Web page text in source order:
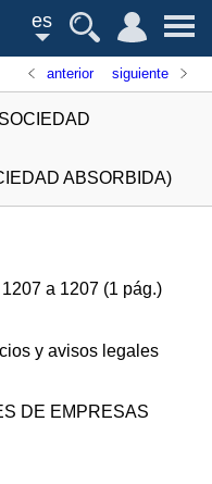
es
anterior siguiente
ABSORBIDA)
a 1207 (1 pág.)
y avisos legales
DE EMPRESAS